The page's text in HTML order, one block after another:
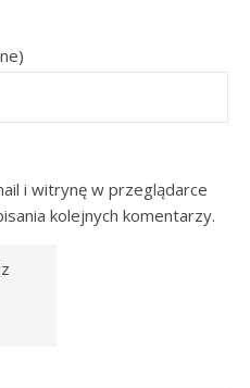
i witrynę w przeglądarce
kolejnych komentarzy.